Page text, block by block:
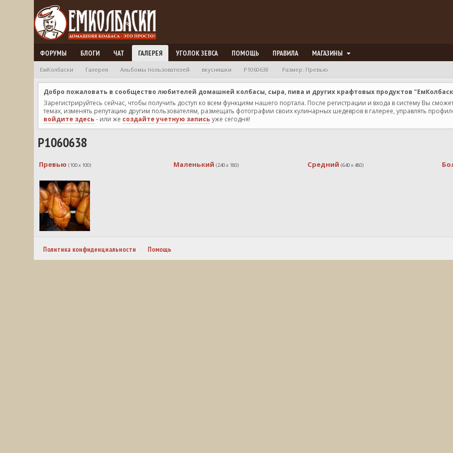
ФОРУМЫ БЛОГИ ЧАТ ГАЛЕРЕЯ УГОЛОК ЗЕВСА ПОМОЩЬ ПРАВИЛА МАГАЗИНЫ
ЕмКолбаски Галерея Альбомы пользователей вкусняшки P1060638 Размер: Превью
Добро пожаловать в сообщество любителей домашней колбасы, сыра, пива и других крафтовых продуктов
Зарегистрируйтесь сейчас, чтобы получить доступ ко всем функциям нашего портала. После регистрации и входа в систему Вы
темах, изменять репутацию другим пользователям, размещать фотографии своих кулинарных шедевров в галерее, управлять
войдите здесь - или же создайте учетную запись уже сегодня!
P1060638
Превью (100 x 100) Маленький (240 x 180) Средний (640 x 480)
Политика конфиденциальности Помощь